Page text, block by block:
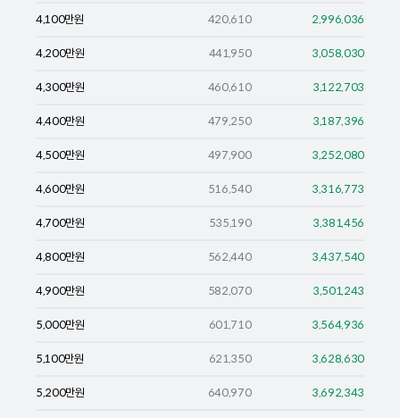
4,100만원 420,610 2,996,036
4,200만원 441,950 3,058,030
4,300만원 460,610 3,122,703
4,400만원 479,250 3,187,396
4,500만원 497,900 3,252,080
4,600만원 516,540 3,316,773
4,700만원 535,190 3,381,456
4,800만원 562,440 3,437,540
4,900만원 582,070 3,501,243
5,000만원 601,710 3,564,936
5,100만원 621,350 3,628,630
5,200만원 640,970 3,692,343